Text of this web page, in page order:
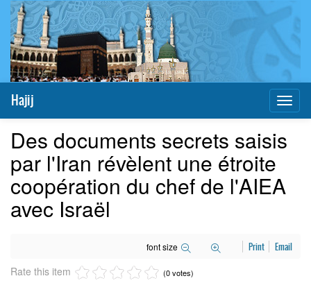
Hajij
Des documents secrets saisis
par l'Iran révèlent une étroite
coopération du chef de l'AIEA
avec Israël
font size Print Email
Rate this item (0 votes)